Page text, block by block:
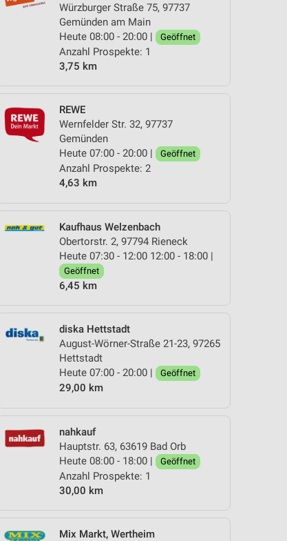
Würzburger Straße 75, 97737
Gemünden am Main
Heute 08:00 - 20:00 |
Geöffnet
Anzahl Prospekte: 1
3,75 km
REWE
Wernfelder Str. 32, 97737
Gemünden
Heute 07:00 - 20:00 |
Geöffnet
Anzahl Prospekte: 2
4,63 km
Kaufhaus Welzenbach
Obertorstr. 2, 97794 Rieneck
Heute 07:30 - 12:00 12:00 - 18:00 |
Geöffnet
6,45 km
diska Hettstadt
August-Wörner-Straße 21-23, 97265
Hettstadt
Heute 07:00 - 20:00 |
Geöffnet
29,00 km
nahkauf
Hauptstr. 63, 63619 Bad Orb
Heute 08:00 - 18:00 |
Geöffnet
Anzahl Prospekte: 1
30,00 km
Mix Markt, Wertheim